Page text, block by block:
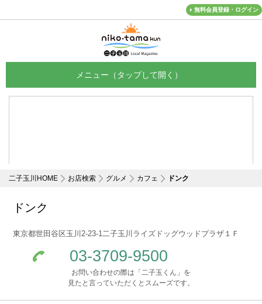
無料会員登録・ログイン
二子玉川HOME お店検索 グルメ カフェ ドンク
ドンク
東京都世田谷区玉川2-23-1二子玉川ライズドッグウッドプラザ１Ｆ
03-3709-9500
お問い合わせの際は「二子玉くん」を
見たと言っていただくとスムーズです。
メニュー